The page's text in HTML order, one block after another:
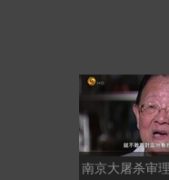
南京大屠杀审